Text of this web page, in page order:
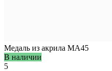
Медаль из акрила MA45
В наличии
5